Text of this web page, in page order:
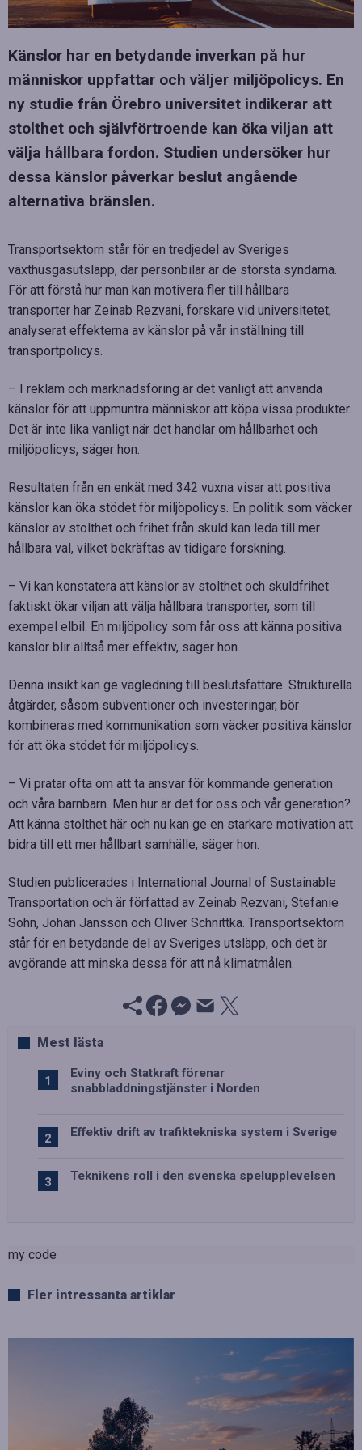
Känslor har en betydande inverkan på hur
människor uppfattar och väljer miljöpolicys. En
ny studie från Örebro universitet indikerar att
stolthet och självförtroende kan öka viljan att
välja hållbara fordon. Studien undersöker hur
dessa känslor påverkar beslut angående
alternativa bränslen.
Transportsektorn står för en tredjedel av Sveriges
växthusgasutsläpp, där personbilar är de största syndarna.
För att förstå hur man kan motivera fler till hållbara
transporter har Zeinab Rezvani, forskare vid universitetet,
analyserat effekterna av känslor på vår inställning till
transportpolicys.
– I reklam och marknadsföring är det vanligt att använda
känslor för att uppmuntra människor att köpa vissa produkter.
Det är inte lika vanligt när det handlar om hållbarhet och
miljöpolicys, säger hon.
Resultaten från en enkät med 342 vuxna visar att positiva
känslor kan öka stödet för miljöpolicys. En politik som väcker
känslor av stolthet och frihet från skuld kan leda till mer
hållbara val, vilket bekräftas av tidigare forskning.
– Vi kan konstatera att känslor av stolthet och skuldfrihet
faktiskt ökar viljan att välja hållbara transporter, som till
exempel elbil. En miljöpolicy som får oss att känna positiva
känslor blir alltså mer effektiv, säger hon.
Denna insikt kan ge vägledning till beslutsfattare. Strukturella
åtgärder, såsom subventioner och investeringar, bör
kombineras med kommunikation som väcker positiva känslor
för att öka stödet för miljöpolicys.
– Vi pratar ofta om att ta ansvar för kommande generation
och våra barnbarn. Men hur är det för oss och vår generation?
Att känna stolthet här och nu kan ge en starkare motivation att
bidra till ett mer hållbart samhälle, säger hon.
Studien publicerades i International Journal of Sustainable
Transportation och är författad av Zeinab Rezvani, Stefanie
Sohn, Johan Jansson och Oliver Schnittka. Transportsektorn
står för en betydande del av Sveriges utsläpp, och det är
avgörande att minska dessa för att nå klimatmålen.
Mest lästa
Eviny och Statkraft förenar
snabbladdningstjänster i Norden
Effektiv drift av trafiktekniska system i Sverige
Teknikens roll i den svenska spelupplevelsen
my code
Fler intressanta artiklar